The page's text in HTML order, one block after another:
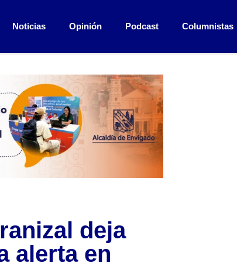
Noticias Opinión Podcast Columnistas
deja
alerta en